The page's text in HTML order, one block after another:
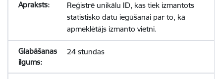
Reģistrē unikālu ID, kas tiek izmantots
statistisko datu iegūšanai par to, kā
apmeklētājs izmanto vietni.
24 stundas